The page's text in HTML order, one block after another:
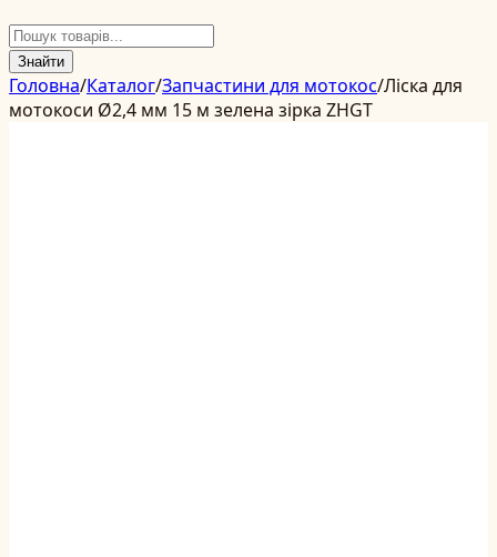
Знайти
Головна/Каталог/Запчастини для мотокос/Ліска для
мотокоси Ø2,4 мм 15 м зелена зірка ZHGT